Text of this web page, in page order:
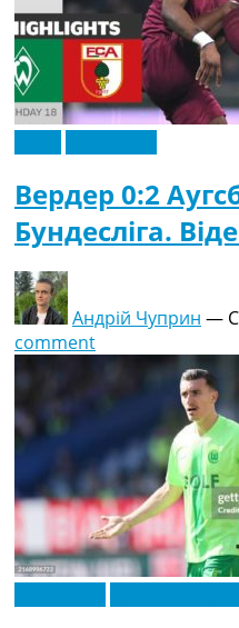
Вердер 0:2
Бундесліга.
Андрій Чуприн —
comment